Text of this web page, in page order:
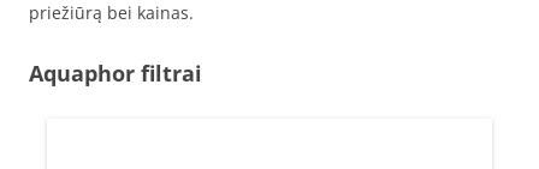
priežiūrą bei kainas.
Aquaphor filtrai